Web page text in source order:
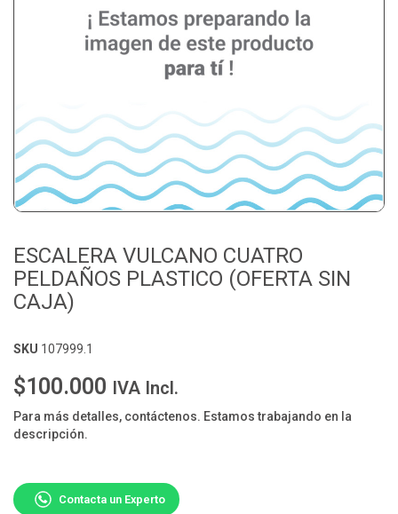
ESCALERA VULCANO CUATRO
PELDAÑOS PLASTICO (OFERTA SIN
CAJA)
SKU 107999.1
$100.000 IVA Incl.
Para más detalles, contáctenos. Estamos trabajando en la
descripción.
Contacta un Experto